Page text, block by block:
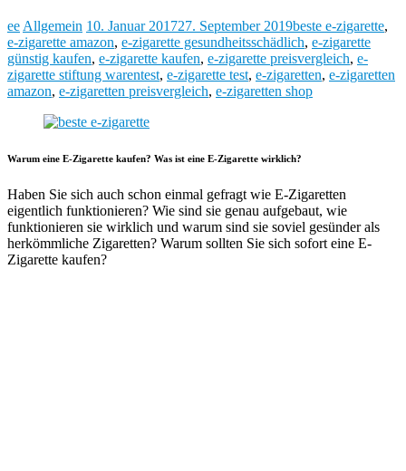
ee Allgemein 10. Januar 201727. September 2019beste e-zigarette,
e-zigarette amazon, e-zigarette gesundheitsschädlich, e-zigarette
günstig kaufen, e-zigarette kaufen, e-zigarette preisvergleich, e-
zigarette stiftung warentest, e-zigarette test, e-zigaretten, e-zigaretten
amazon, e-zigaretten preisvergleich, e-zigaretten shop
Warum eine E-Zigarette kaufen? Was ist eine E-Zigarette wirklich?
Haben Sie sich auch schon einmal gefragt wie E-Zigaretten
eigentlich funktionieren? Wie sind sie genau aufgebaut, wie
funktionieren sie wirklich und warum sind sie soviel gesünder als
herkömmliche Zigaretten? Warum sollten Sie sich sofort eine E-
Zigarette kaufen?